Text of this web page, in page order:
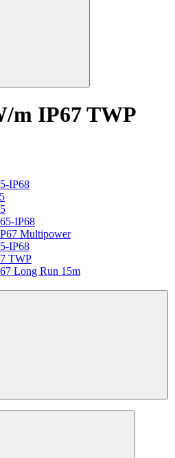
m IP67 TWP
IP68
IP68
Multipower
IP68
TWP
Long Run 15m